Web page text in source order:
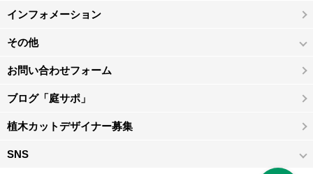
インフォメーション
その他
お問い合わせフォーム
ブログ「庭サポ」
植木カットデザイナー募集
SNS